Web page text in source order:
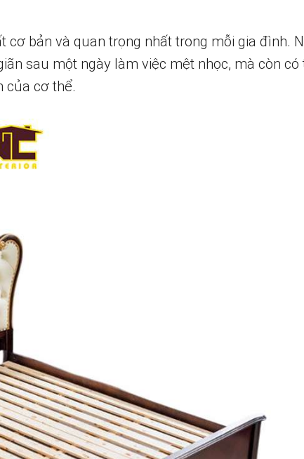
bản và quan trọng nhất trong mỗi gia đình.
sau một ngày làm việc mệt nhọc, mà còn có
của cơ thể.